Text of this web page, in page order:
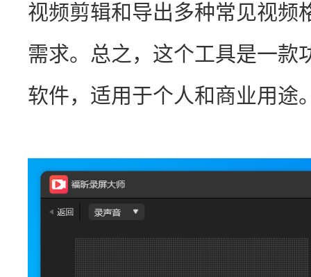
视频剪辑和导出多种常见视频
需求。总之，这个工具是一款
软件，适用于个人和商业用途